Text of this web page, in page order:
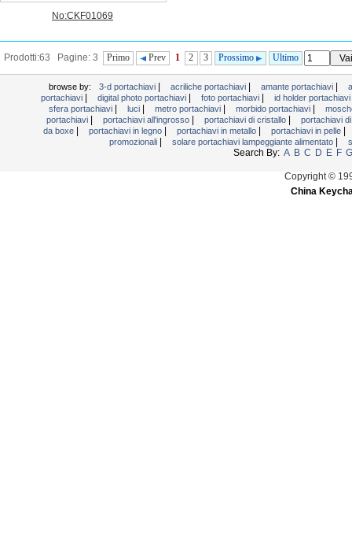
No:CKF01069
Prodotti:63 Pagine: 3 Primo Prev 1 2 3 Prossimo Ultimo
browse by: 3-d portachiavi acriliche portachiavi amante portachiavi
portachiavi
digital photo portachiavi foto portachiavi
id holder portachiavi
sfera portachiavi
luci metro portachiavi morbido portachiavi
portachiavi
portachiavi all'ingrosso portachiavi di cristallo
portachiavi
da boxe
portachiavi in ​​legno portachiavi in ​​metallo portachiavi in ​​pelle
promozionali solare portachiavi lampeggiante alimentato
Search By: A B C D E F G
Copyright ©
China